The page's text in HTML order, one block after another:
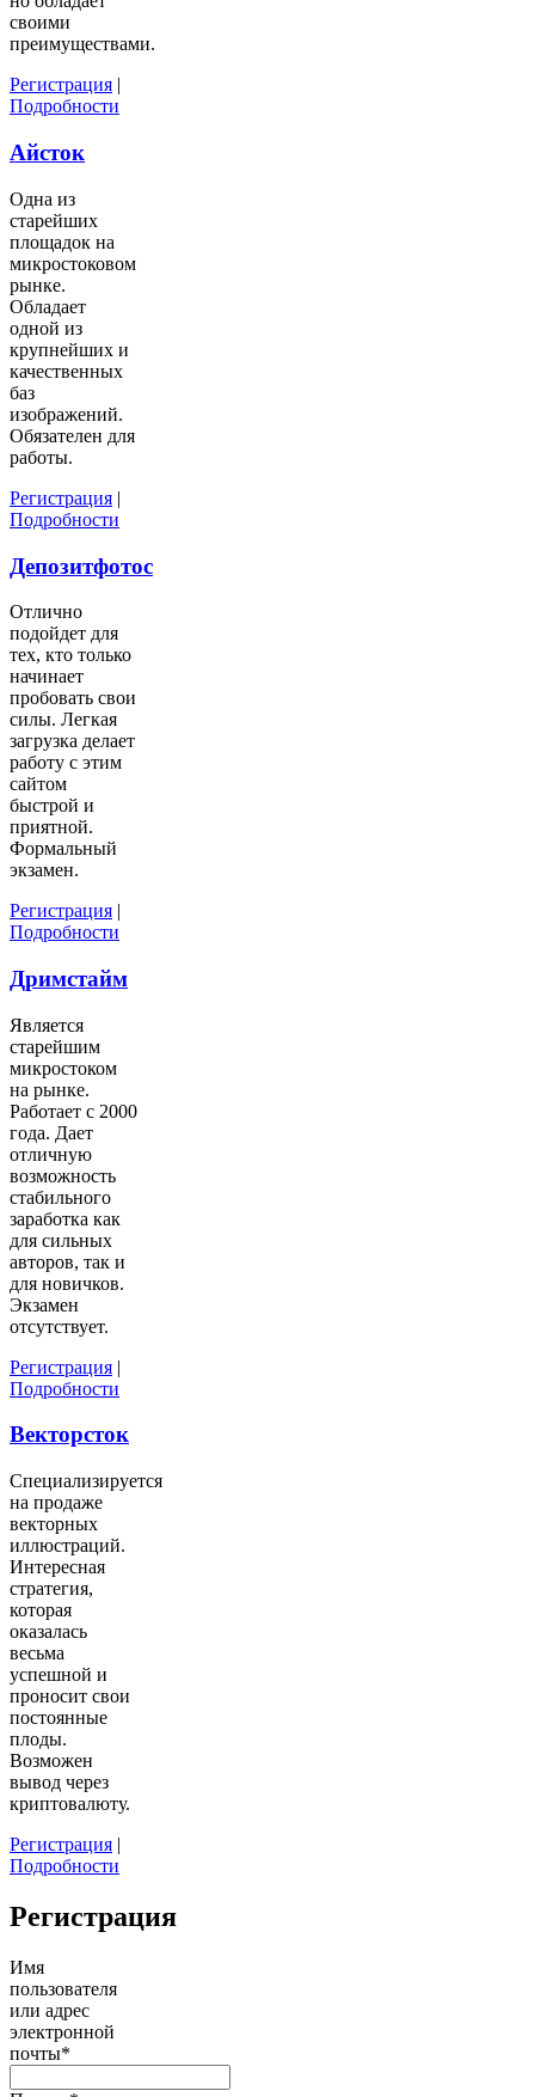
своими
преимуществами.
Регистрация |
Подробности
Айсток
Одна из
старейших
площадок на
микростоковом
рынке.
Обладает
одной из
крупнейших и
качественных
баз
изображений.
Обязателен для
работы.
Регистрация |
Подробности
Депозитфотос
Отлично
подойдет для
тех, кто только
начинает
пробовать свои
силы. Легкая
загрузка делает
работу с этим
сайтом
быстрой и
приятной.
Формальный
экзамен.
Регистрация |
Подробности
Дримстайм
Является
старейшим
микростоком
на рынке.
Работает с 2000
года. Дает
отличную
возможность
стабильного
заработка как
для сильных
авторов, так и
для новичков.
Экзамен
отсутствует.
Регистрация |
Подробности
Векторсток
Специализируется
на продаже
векторных
иллюстраций.
Интересная
стратегия,
которая
оказалась
весьма
успешной и
проносит свои
постоянные
плоды.
Возможен
вывод через
криптовалюту.
Регистрация |
Подробности
Регистрация
Имя
пользователя
или адрес
электронной
почты*